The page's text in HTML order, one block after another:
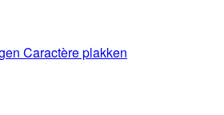
Caractère plakken